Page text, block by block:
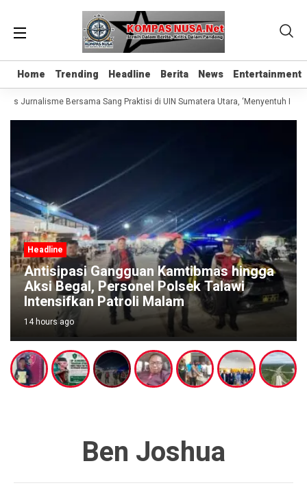
Home Trending Headline Berita News Entertainment
Home Trending Headline Berita News Entertainment
Jurnalisme Bersama Sang Praktisi di UIN Sumatera Utara, ‘Menyentuh Hati
Headline
Antisipasi Gangguan Kamtibmas hingga
Aksi Begal, Personel Polsek Talawi
Intensifkan Patroli Malam
14 hours ago
Ben Joshua